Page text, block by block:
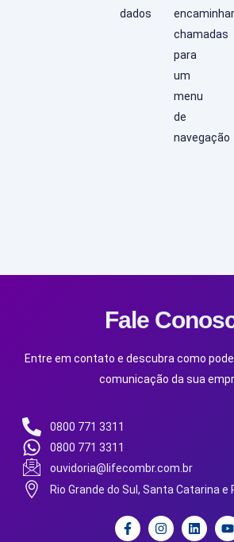
dados
encaminhar
chamadas
para
um
menu
de
navegação
Fale
Entre em contato e descubra como
comunicação da sua
0800 771 3311
0800 771 3311
ouvidoria@lifecombr.com.br
Rio Grande do Sul, Santa Catarina e